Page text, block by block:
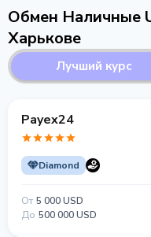
Обмен Наличные
Харькове
Лучший курс
Payex24
Diamond
От 5 000 USD
До 500 000 USD